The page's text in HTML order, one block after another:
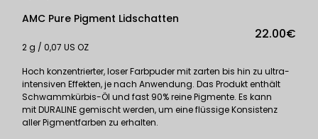
AMC Pure Pigment Lidschatten
22.00€
2 g / 0,07 US OZ
Hoch konzentrierter, loser Farbpuder mit zarten bis hin zu ultra-
intensiven Effekten, je nach Anwendung. Das Produkt enthält
Schwammkürbis-Öl und fast 90% reine Pigmente. Es kann
mitDURALINE gemischt werden, um eine flüssige Konsistenz
aller Pigmentfarben zu erhalten.